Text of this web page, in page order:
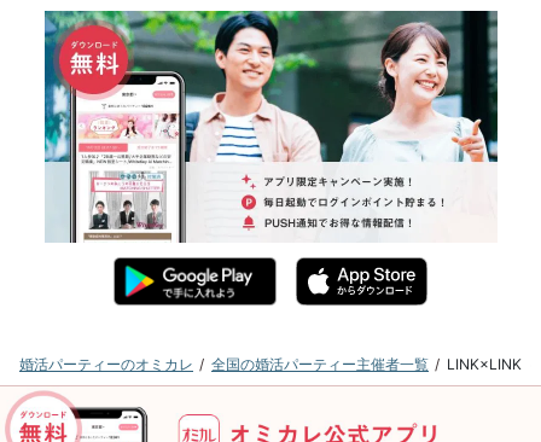
婚活パーティーのオミカレ 全国の婚活パーティー主催者一覧 LINK×LINK（